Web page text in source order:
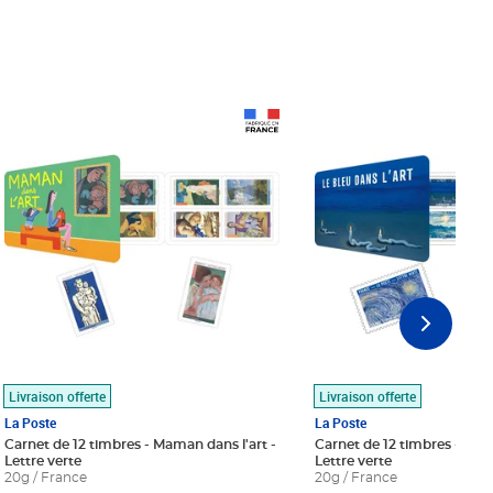
Livraison offerte
La Poste
Carnet de 12 timbres - Maman dans l'art -
Lettre verte
20g / France
Livraison offerte
La Poste
Carnet de 12 timbres - Le
Lettre verte
20g / France